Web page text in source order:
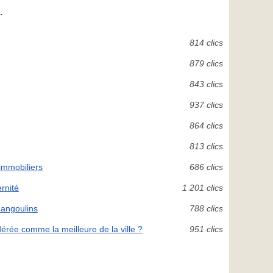
814 clics
879 clics
843 clics
937 clics
864 clics
813 clics
686 clics
1 201 clics
788 clics
comme la meilleure de la ville ? 951 clics